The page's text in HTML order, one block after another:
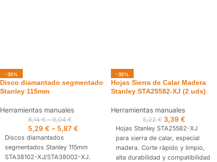
-35%
Disco diamantado segmentado
Stanley 115mm
Herramientas manuales
8,14€–9,04€
5,29 € – 5,87 €
Discos diamantados
segmentados Stanley 115mm
STA38102-XJ/STA38002-XJ.
-35%
Hojas Sierra de Calar Madera
Stanley STA25582-XJ (2 uds)
Herramientas manuales
5,22€ 3,39 €
Hojas Stanley STA25582-XJ
para sierra de calar, especial
madera. Corte rápido y limpio,
alta durabilidad y compatibilidad